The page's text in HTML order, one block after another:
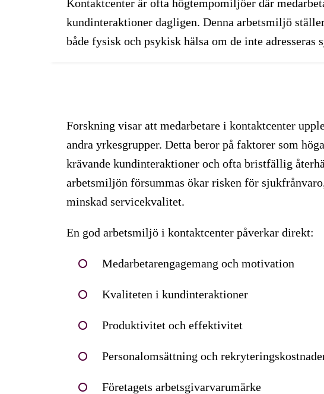
Kontaktcenter är ofta högtempomiljöer där
kundinteraktioner dagligen. Denna arbetsmiljö
både fysisk och psykisk hälsa om de inte adresseras
Forskning visar att medarbetare i kontaktcenter
andra yrkesgrupper. Detta beror på faktorer som
krävande kundinteraktioner och ofta bristfällig
arbetsmiljön försummas ökar risken för
minskad servicekvali­tet.
En god arbetsmiljö i kontaktcenter påverkar direkt:
Medarbetarengagemang och motivation
Kvaliteten i kundinteraktioner
Produktivitet och effektivitet
Personalomsättning och
Företagets arbetsgivarvarumärke